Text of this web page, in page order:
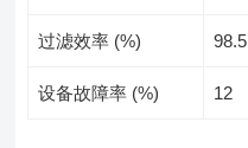
过滤效率 (%) 98.5
设备故障率 (%) 12